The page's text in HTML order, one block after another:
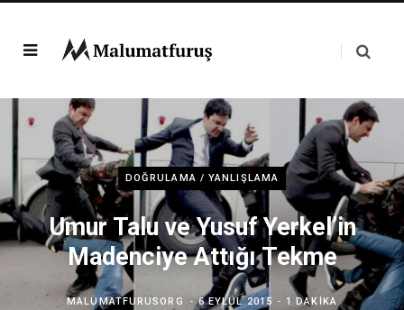
DOĞRULAMA / YANLIŞLAMA
Umur Talu ve Yusuf Yerkel’in
Madenciye Attığı Tekme
MALUMATFURUSORG 6 EYLÜL 2015 1 DAKIKA